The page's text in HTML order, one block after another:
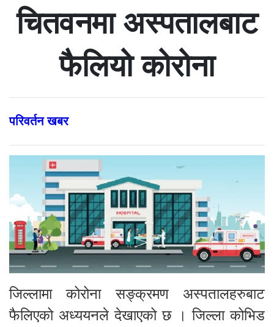
चितवनमा अस्पतालबाट
फैलियो कोरोना
परिवर्तन खबर
जिल्लामा कोरोना सङ्क्रमण अस्पतालहरुबाट
फैलिएको अध्ययनले देखाएको छ । जिल्ला कोभिड